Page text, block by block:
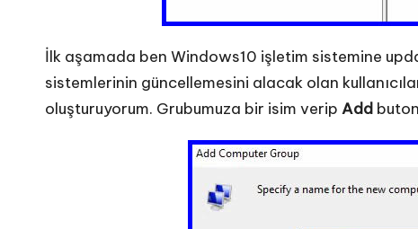
İlk aşamada ben Windows10 işletim sistemine
sistemlerinin güncellemesini alacak olan
oluşturuyorum. Grubumuza bir isim verip Add